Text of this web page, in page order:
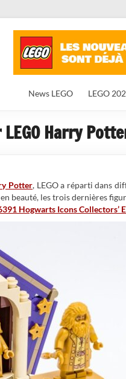
News LEGO LEGO
Harry
Potter, LEGO a réparti dans
beauté, les trois dernières
Hogwarts Icons Collectors’